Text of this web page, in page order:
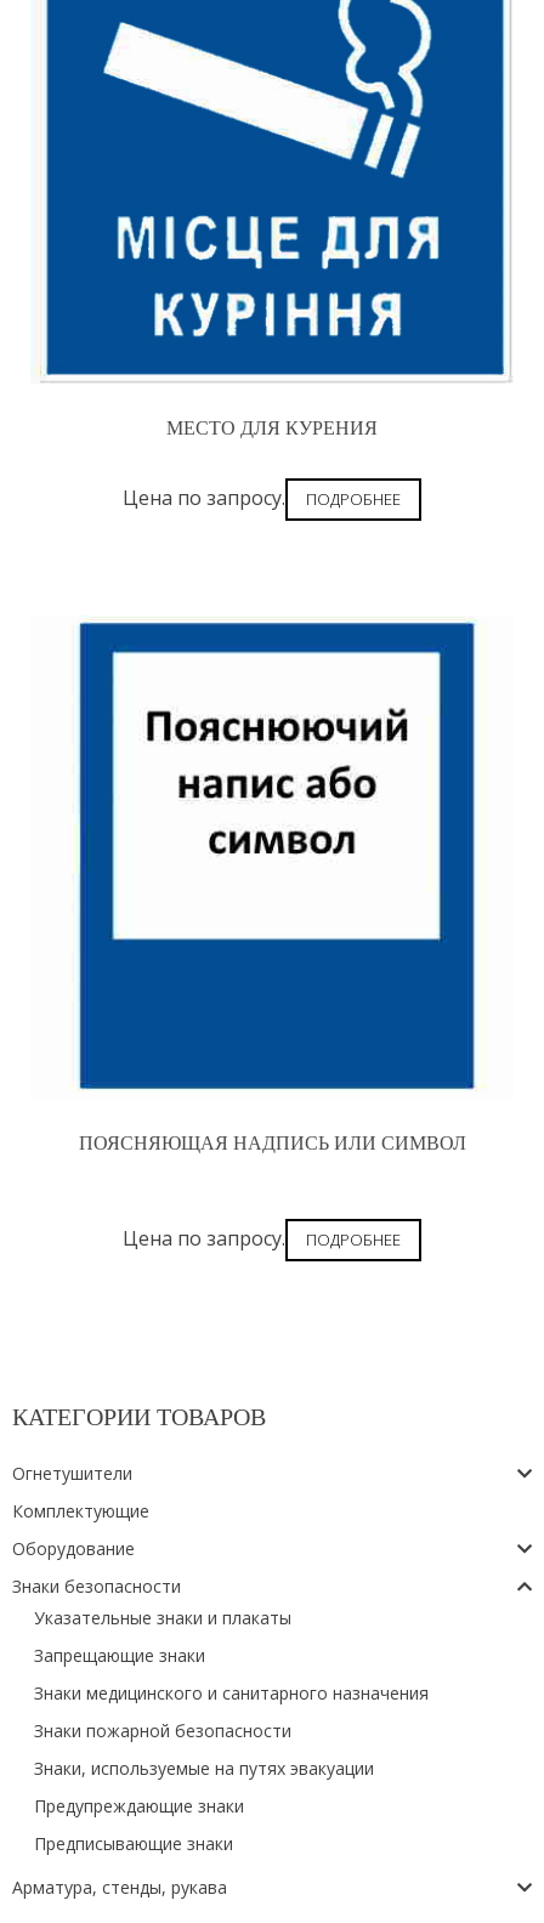
МЕСТО ДЛЯ КУРЕНИЯ
Цена по запросу. ПОДРОБНЕЕ
ПОЯСНЯЮЩАЯ НАДПИСЬ ИЛИ СИМВОЛ
Цена по запросу. ПОДРОБНЕЕ
КАТЕГОРИИ ТОВАРОВ
Огнетушители
Комплектующие
Оборудование
Знаки безопасности
Указательные знаки и плакаты
Запрещающие знаки
Знаки медицинского и санитарного назначения
Знаки пожарной безопасности
Знаки, используемые на путях эвакуации
Предупреждающие знаки
Предписывающие знаки
Арматура, стенды, рукава